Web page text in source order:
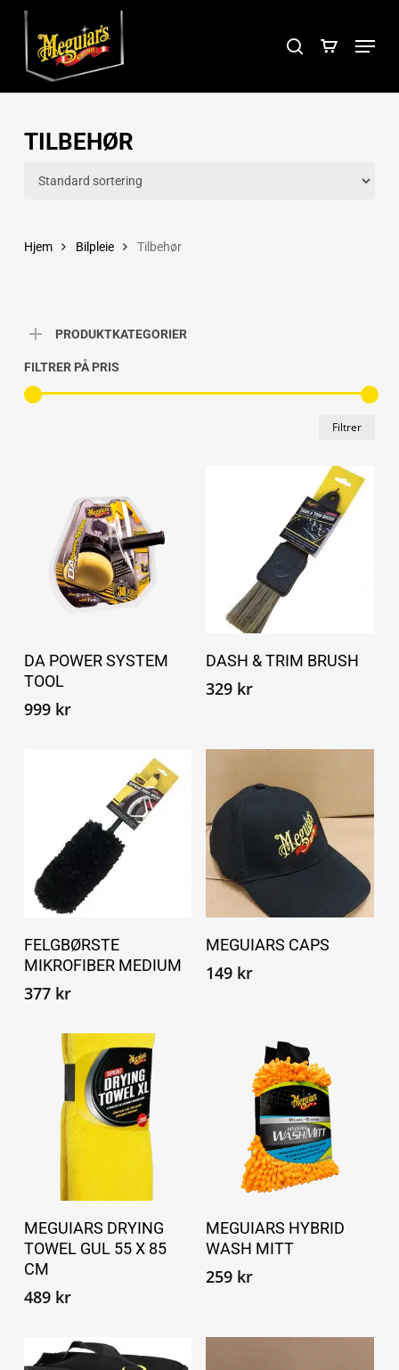
main
search Menu
TILBEHØR
Hjem Bilpleie Tilbehør
PRODUKTKATEGORIER
FILTRER PÅ PRIS
Filtrer
Legg i handlekurv
DA POWER SYSTEM
TOOL
999 kr
Legg i handlekurv
DASH & TRIM BRUSH
329 kr
Legg i handlekurv
FELGBØRSTE
MIKROFIBER MEDIUM
377 kr
Legg i handlekurv
MEGUIARS CAPS
149 kr
Legg i handlekurv
MEGUIARS DRYING
TOWEL GUL 55 X 85
CM
489 kr
Legg i handlekurv
MEGUIARS HYBRID
WASH MITT
259 kr
Close